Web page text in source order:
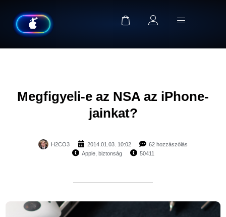
Megfigyeli-e az NSA az iPhone-
jainkat?
H2CO3 2014.01.03. 10:02
62 hozzászólás
Apple, biztonság 50411